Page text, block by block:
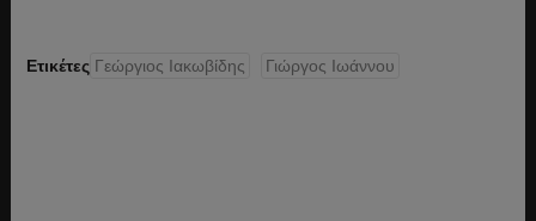
Ετικέτες Γεώργιος Ιακωβίδης Γιώργος Ιωάννου